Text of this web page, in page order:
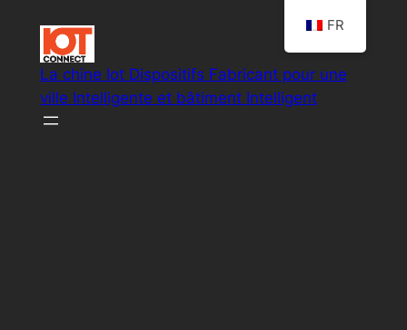
contenu
La chine Iot Dispositifs Fabricant pour une
ville Intelligente et bâtiment Intelligent
FR